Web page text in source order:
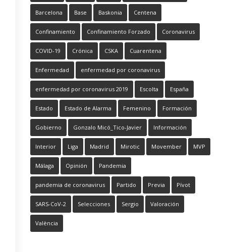
Barcelona Base Baskonia Centena
Confinamiento Confinamiento Forzado Coronavirus
COVID-19 Crónica CSKA Cuarentena
Enfermedad enfermedad por coronavirus
enfermedad por coronavirus 2019 Escolta España
Estado Estado de Alarma Femenino Formación
Gobierno Gonzalo Micó_Tico-Javier Información
Interior Liga Madrid Mirotic Movember MVP
Málaga Opinión Pandemia
pandemia de coronavirus Partido Previa Pívot
SARS-CoV-2 Selecciones Sergio Valoración
València